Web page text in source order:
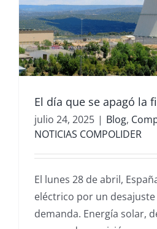
El día que se apagó la
julio 24, 2025 | Blog,
NOTICIAS COMPOLIDER
El lunes 28 de abril,
eléctrico por un
demanda. Energía solar,